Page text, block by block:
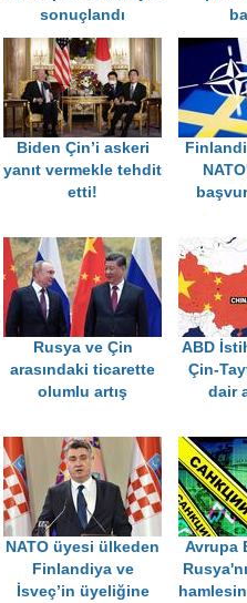
sonuçlandı
Biden Çin’i askeri
yanıt vermekle tehdit
etti!
Rusya ve Çin
arasındaki ticarette
olumlu artış
ABD
Çin-
dair
NATO üyesi ülkeden
Finlandiya ve
İsveç’in üyeliğine
Avrupa